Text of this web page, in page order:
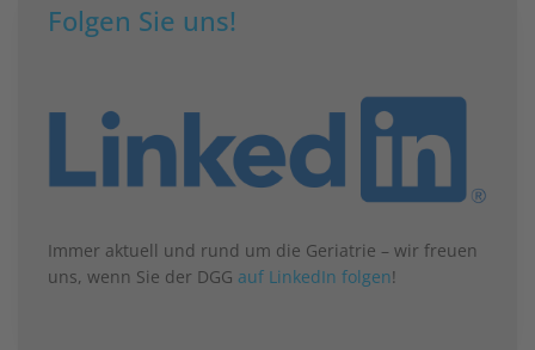
Folgen Sie uns!
Immer aktuell und rund um die Geriatrie – wir freuen
uns, wenn Sie der DGG auf LinkedIn folgen!